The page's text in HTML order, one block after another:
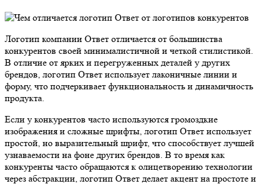
Логотип компании Ответ отличается от большинства
конкурентов своей минималистичной и четкой стилистикой.
В отличие от ярких и перегруженных деталей у других
брендов, логотип Ответ использует лаконичные линии и
форму, что подчеркивает функциональность и динамичность
продукта.
Если у конкурентов часто используются громоздкие
изображения и сложные шрифты, логотип Ответ использует
простой, но выразительный шрифт, что способствует лучшей
узнаваемости на фоне других брендов. В то время как
конкуренты часто обращаются к олицетворению технологии
через абстракции, логотип Ответ делает акцент на простоте и